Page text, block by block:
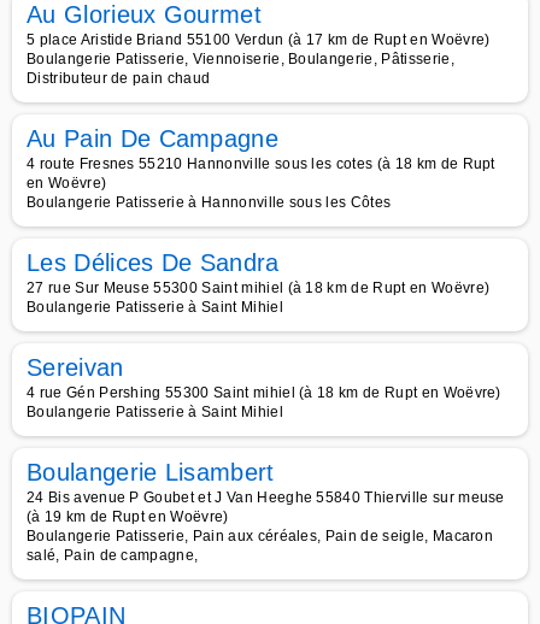
Au Glorieux Gourmet
5 place Aristide Briand 55100 Verdun (à 17 km de Rupt en Woëvre)
Boulangerie Patisserie, Viennoiserie, Boulangerie, Pâtisserie,
Distributeur de pain chaud
Au Pain De Campagne
4 route Fresnes 55210 Hannonville sous les cotes (à 18 km de Rupt
en Woëvre)
Boulangerie Patisserie à Hannonville sous les Côtes
Les Délices De Sandra
27 rue Sur Meuse 55300 Saint mihiel (à 18 km de Rupt en Woëvre)
Boulangerie Patisserie à Saint Mihiel
Sereivan
4 rue Gén Pershing 55300 Saint mihiel (à 18 km de Rupt en Woëvre)
Boulangerie Patisserie à Saint Mihiel
Boulangerie Lisambert
24 Bis avenue P Goubet et J Van Heeghe 55840 Thierville sur meuse
(à 19 km de Rupt en Woëvre)
Boulangerie Patisserie, Pain aux céréales, Pain de seigle, Macaron
salé, Pain de campagne,
BIOPAIN